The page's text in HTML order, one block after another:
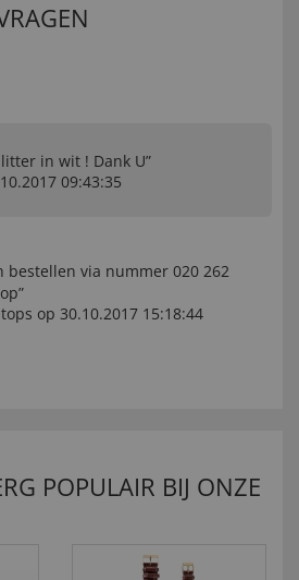
in wit ! Dank U”
09:43:35
bestellen via nummer 020 262
op 30.10.2017 15:18:44
POPULAIR BIJ ONZE